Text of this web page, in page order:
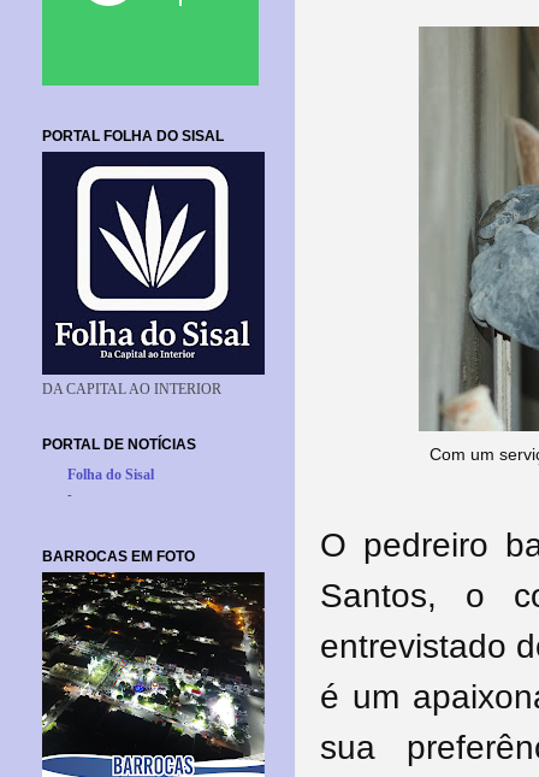
Com um
O pedreiro
Santos, o
entrevistado
é um
sua
PORTAL FOLHA DO SISAL
DA CAPITAL AO INTERIOR
PORTAL DE NOTÍCIAS
Folha do Sisal
-
BARROCAS EM FOTO